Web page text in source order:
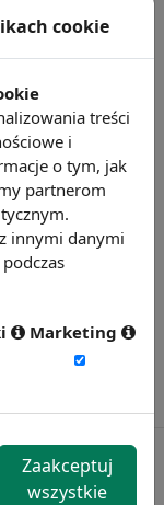
cookie
treści
i
o tym, jak
partnerom
innymi danymi
Marketing
Zaakceptuj
wszystkie